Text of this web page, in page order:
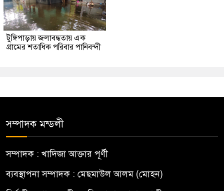
টুঙ্গিপাড়ায় জলাবদ্ধতায় এক
গ্রামের শতাধিক পরিবার পানিবন্দী
সম্পাদক মন্ডলী
সম্পাদক : খাদিজা আক্তার পূর্ণী
ব্যবস্থাপনা সম্পাদক : মেছমাউল আলম (মোহন)